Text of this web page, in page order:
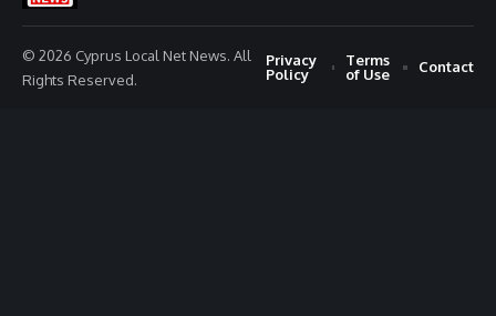
© 2026 Cyprus Local Net News. All
Rights Reserved.
Privacy
Policy
Terms
of Use
Contact